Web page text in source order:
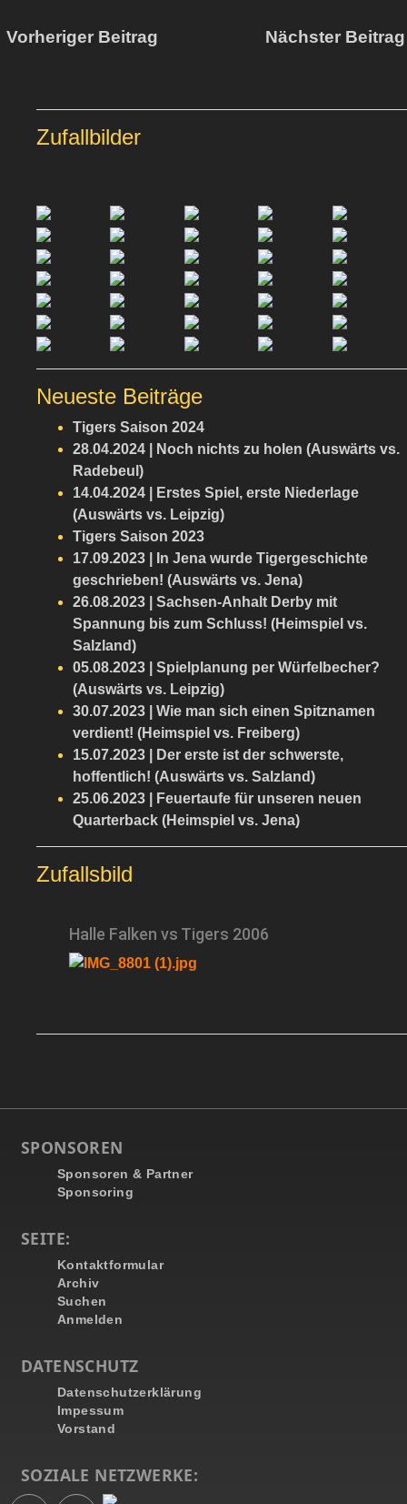
Beitrag Nächster
Zufallbilder
Neueste Beiträge
Tigers Saison 2024
28.04.2024 | Noch nichts zu holen (Auswärts vs.
Radebeul)
14.04.2024 | Erstes Spiel, erste Niederlage
(Auswärts vs. Leipzig)
Tigers Saison 2023
17.09.2023 | In Jena wurde Tigergeschichte
geschrieben! (Auswärts vs. Jena)
26.08.2023 | Sachsen-Anhalt Derby mit
Spannung bis zum Schluss! (Heimspiel vs.
Salzland)
05.08.2023 | Spielplanung per Würfelbecher?
(Auswärts vs. Leipzig)
30.07.2023 | Wie man sich einen Spitznamen
verdient! (Heimspiel vs. Freiberg)
15.07.2023 | Der erste ist der schwerste,
hoffentlich! (Auswärts vs. Salzland)
25.06.2023 | Feuertaufe für unseren neuen
Quarterback (Heimspiel vs. Jena)
Zufallsbild
Halle Falken vs Tigers 2006
SPONSOREN
Sponsoren & Partner
Sponsoring
SEITE:
Kontaktformular
Archiv
Suchen
Anmelden
DATENSCHUTZ
Datenschutzerklärung
Impessum
Vorstand
SOZIALE NETZWERKE: